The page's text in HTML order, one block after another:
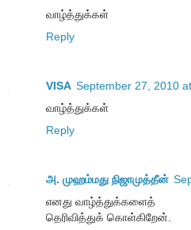
வாழ்த்துக்கள்
Reply
VISA September 27, 2010
வாழ்த்துக்கள்
Reply
அ. முஹம்மது நிஜாமுத்தீன்
எனது வாழ்த்துக்களைத்
தெரிவித்துக் கொள்கிறேன்.